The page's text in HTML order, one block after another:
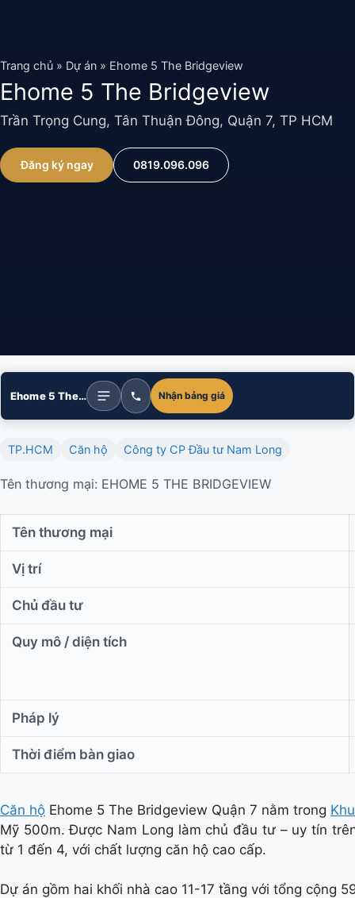
dung
Trang chủ » Dự án » Ehome 5 The Bridgeview
Ehome 5 The Bridgeview
Trần Trọng Cung, Tân Thuận Đông, Quận 7, TP HCM
Đăng ký ngay 0819.096.096
Ehome 5 The Bridgeview Nhận bảng giá
TP.HCM Căn hộ Công ty CP Đầu tư Nam Long
Tên thương mại: EHOME 5 THE BRIDGEVIEW
Tên thương mại
Vị trí
Chủ đầu tư
Quy mô / diện tích
Pháp lý
Thời điểm bàn giao
Căn hộ Ehome 5 The Bridgeview Quận 7 nằm trong
Mỹ 500m. Được Nam Long làm chủ đầu tư – uy tín
từ 1 đến 4, với chất lượng căn hộ cao cấp.
Dự án gồm hai khối nhà cao 11-17 tầng với tổng cộng